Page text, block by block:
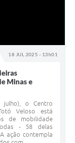
18 JUL 2025 - 13h01
Minas e
o Centro
Veloso está
de mobilidade
- 58 delas
ação contempla